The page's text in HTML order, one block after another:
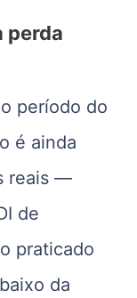
perda
período do
é ainda
reais —
de
praticado
da